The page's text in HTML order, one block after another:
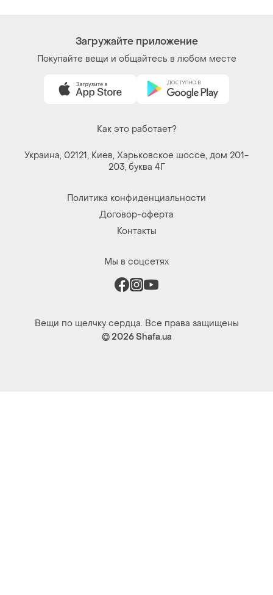
Загружайте приложение
Покупайте вещи и общайтесь в любом месте
Как это работает?
Украина, 02121, Киев, Харьковское шоссе, дом 201-
203, буква 4Г
Политика конфиденциальности
Договор-оферта
Контакты
Мы в соцсетях
Вещи по щелчку сердца. Все права защищены
© 2026Shafa.ua